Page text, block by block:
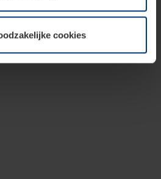
moment bij de uitleg van de
cookies